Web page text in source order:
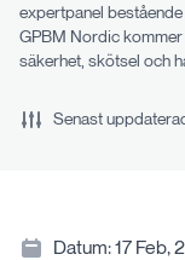
expertpanel
GPBM Nordic
säkerhet, skötsel och
Senast
Datum:17 Feb,